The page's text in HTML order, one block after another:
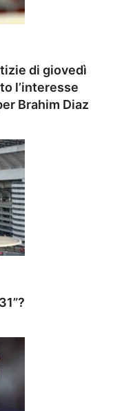
di giovedì
l’interesse
Brahim Diaz